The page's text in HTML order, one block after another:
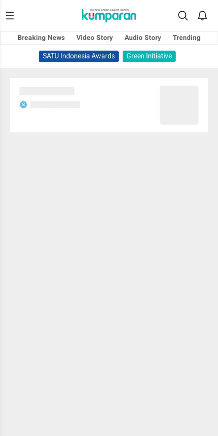
Breaking News Video Story Audio Story
Trending
SATU Indonesia Awards
Green Initiative
S